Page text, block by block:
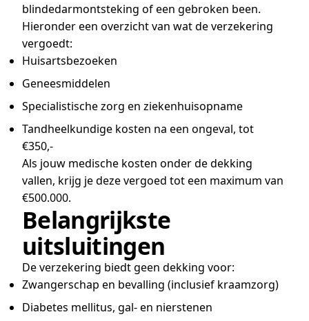
blindedarmontsteking of een gebroken been.
Hieronder een overzicht van wat de verzekering
vergoedt:
Huisartsbezoeken
Geneesmiddelen
Specialistische zorg en ziekenhuisopname
Tandheelkundige kosten na een ongeval, tot
€350,-
Als jouw medische kosten onder de dekking
vallen, krijg je deze vergoed tot een maximum van
€500.000.
Belangrijkste
uitsluitingen
De verzekering biedt geen dekking voor:
Zwangerschap en bevalling (inclusief kraamzorg)
Diabetes mellitus, gal- en nierstenen